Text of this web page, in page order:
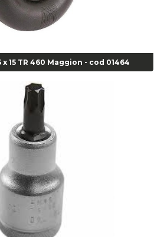
Caminhão - COD. 02342
- Caminhão - Cod 01909
Vipal - Cod 02558
3.3/8 pol x 6.1/2 pol - cod 00977
- Cod 02911
01326
02138
02685
02685
x 15 TR 460 Maggion - cod 01464